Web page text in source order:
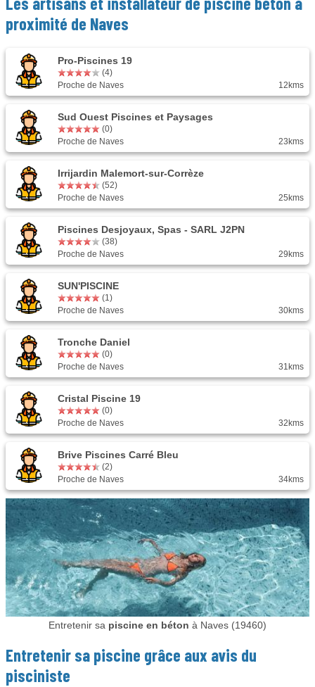
proximité de Naves
Pro-Piscines 19
(4)
Proche de Naves
12kms
Sud Ouest Piscines et Paysages
(0)
Proche de Naves
23kms
Irrijardin Malemort-sur-Corrèze
(52)
Proche de Naves
25kms
Piscines Desjoyaux, Spas - SARL J2PN
(38)
Proche de Naves
29kms
SUN'PISCINE
(1)
Proche de Naves
30kms
Tronche Daniel
(0)
Proche de Naves
31kms
Cristal Piscine 19
(0)
Proche de Naves
32kms
Brive Piscines Carré Bleu
(2)
Proche de Naves
34kms
Entretenir sa piscine en béton à Naves (19460)
Entretenir sa piscine grâce aux avis du
pisciniste